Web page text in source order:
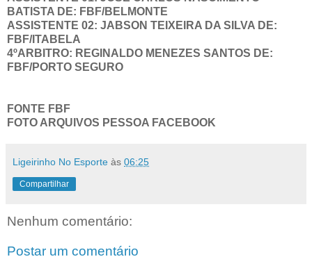
BATISTA DE: FBF/BELMONTE
ASSISTENTE 02: JABSON TEIXEIRA DA SILVA DE:
FBF/ITABELA
4ºARBITRO: REGINALDO MENEZES SANTOS DE:
FBF/PORTO SEGURO
FONTE FBF
FOTO ARQUIVOS PESSOA FACEBOOK
Ligeirinho No Esporte às 06:25
Compartilhar
Nenhum comentário:
Postar um comentário